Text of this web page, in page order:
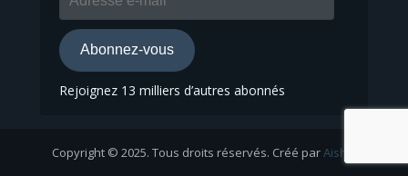
e-
mail
Abonnez-vous
Rejoignez 13 milliers d’autres abonnés
Copyright © 2025. Tous droits réservés. Créé parAisha